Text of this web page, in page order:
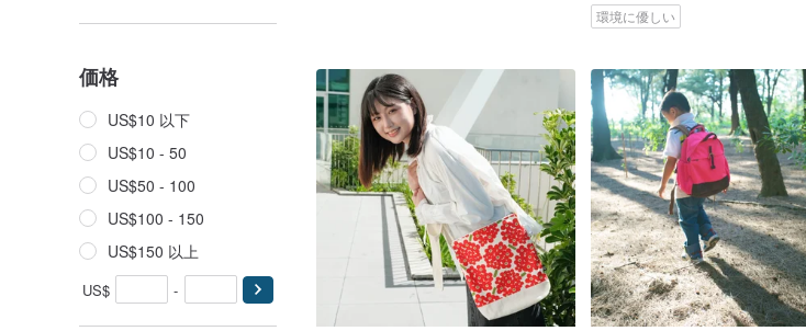
価格
US$10 以下
US$10 - 50
US$50 - 100
US$100 - 150
US$150 以上
US$ -
環境に優しい